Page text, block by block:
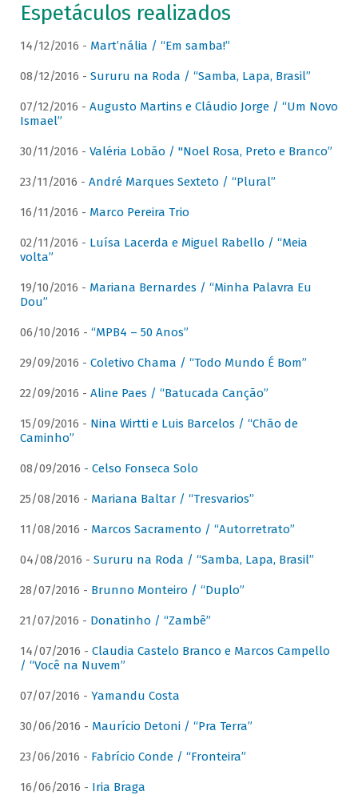
Espetáculos realizados
14/12/2016 - Mart’nália / “Em samba!”
08/12/2016 - Sururu na Roda / “Samba, Lapa, Brasil”
07/12/2016 - Augusto Martins e Cláudio Jorge / “Um Novo
Ismael”
30/11/2016 - Valéria Lobão / "Noel Rosa, Preto e Branco”
23/11/2016 - André Marques Sexteto / “Plural”
16/11/2016 - Marco Pereira Trio
02/11/2016 - Luísa Lacerda e Miguel Rabello / “Meia
volta”
19/10/2016 - Mariana Bernardes / “Minha Palavra Eu
Dou”
06/10/2016 - “MPB4 – 50 Anos”
29/09/2016 - Coletivo Chama / “Todo Mundo É Bom”
22/09/2016 - Aline Paes / “Batucada Canção”
15/09/2016 - Nina Wirtti e Luis Barcelos / “Chão de
Caminho”
08/09/2016 - Celso Fonseca Solo
25/08/2016 - Mariana Baltar / “Tresvarios”
11/08/2016 - Marcos Sacramento / “Autorretrato”
04/08/2016 - Sururu na Roda / “Samba, Lapa, Brasil”
28/07/2016 - Brunno Monteiro / “Duplo”
21/07/2016 - Donatinho / “Zambê”
14/07/2016 - Claudia Castelo Branco e Marcos Campello
/ “Você na Nuvem”
07/07/2016 - Yamandu Costa
30/06/2016 - Maurício Detoni / “Pra Terra”
23/06/2016 - Fabrício Conde / “Fronteira”
16/06/2016 - Iria Braga